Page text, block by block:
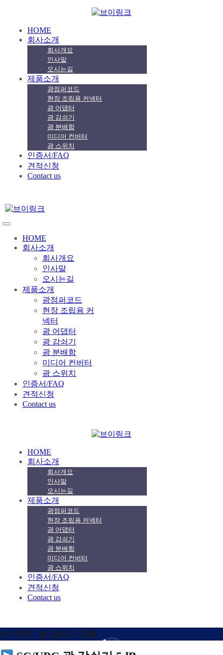
HOME
회사소개
회사개요
인사말
오시는길
제품소개
광점퍼코드
현장 조립용 커넥터
광 어댑터
광 감쇠기
광 분배함
미디어 컨버터
광 스위치
인증서/FAQ
견적신청
Contact us
HOME
회사소개
회사개요
인사말
오시는길
제품소개
광점퍼코드
현장 조립용 커
넥터
광 어댑터
광 감쇠기
광 분배함
미디어 컨버터
광 스위치
인증서/FAQ
견적신청
Contact us
HOME
회사소개
회사개요
인사말
오시는길
제품소개
광점퍼코드
현장 조립용 커넥터
광 어댑터
광 감쇠기
광 분배함
미디어 컨버터
광 스위치
인증서/FAQ
견적신청
Contact us
SC/UPC 광 감쇠기 5dB